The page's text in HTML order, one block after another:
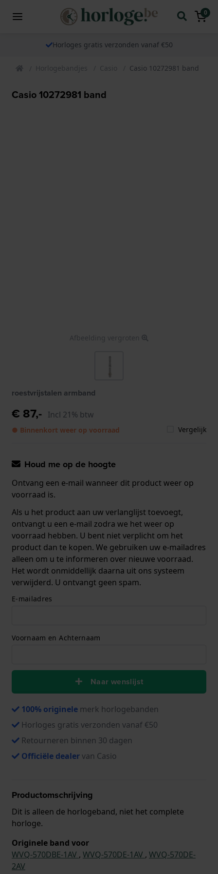
0
Horloges gratis verzonden vanaf €50
Horlogebandjes Casio Casio 10272981 band
Casio 10272981 band
Afbeelding vergroten
roestvrijstalen armband
€ 87,- Incl 21% btw
● Binnenkort weer op voorraad Vergelijk
Houd me op de hoogte
Ontvang een e-mail wanneer dit product weer op
voorraad is.
Als u het product aan uw verlanglijst toevoegt,
ontvangt u een e-mail zodra we het weer op
voorraad hebben. U bent niet verplicht om het
product dan te kopen. We gebruiken uw e-mailadres
alleen om u te informeren over nieuwe voorraad.
Het wordt onmiddellijk daarna uit ons systeem
verwijderd. U ontvangt geen spam.
E-mailadres
Voornaam en Achternaam
Naar wenslijst
100% originele merk horlogebanden
Horloges gratis verzonden vanaf €50
Retourneren binnen 30 dagen
Officiële dealervan Casio
Productomschrijving
Dit is alleen de horlogeband, niet het complete
horloge.
Originele band voor
WVQ-570DBE-1AV , WVQ-570DE-1AV , WVQ-570DE-
2AV